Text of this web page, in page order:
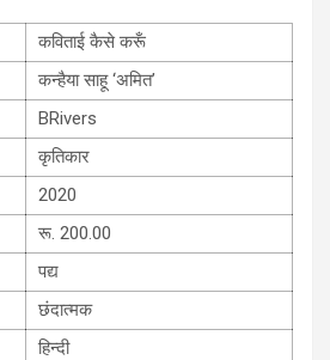
कविताई कैसे करूँ
कन्हैया साहू ‘अमित’
BRivers
कृतिकार
2020
रू. 200.00
पद्य
छंदात्मक
हिन्दी